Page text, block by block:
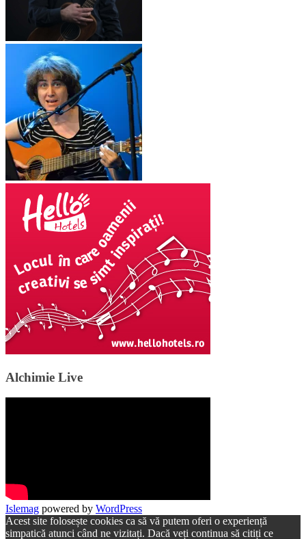
Alchimie Live
Islemag powered by WordPress
Acest site folosește cookies ca să vă putem oferi o experiență
simpatică atunci când ne vizitați. Dacă veți continua să citiți ce